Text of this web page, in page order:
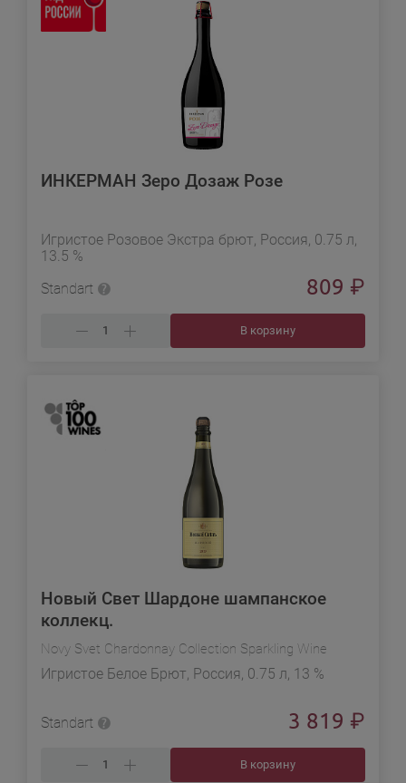
ИНКЕРМАН Зеро Дозаж Розе
Игристое Розовое Экстра брют, Россия, 0.75 л,
13.5 %
Standart
809 ₽
В корзину
Новый Свет Шардоне шампанское
коллекц.
Novy Svet Chardonnay Collection Sparkling Wine
Игристое Белое Брют, Россия, 0.75 л, 13 %
Standart 3 819 ₽
В корзину